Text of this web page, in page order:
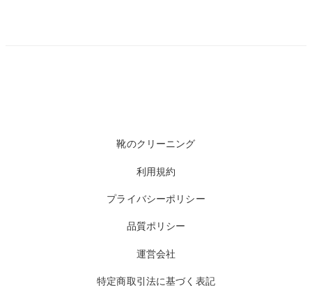
靴のクリーニング
利用規約
プライバシーポリシー
品質ポリシー
運営会社
特定商取引法に基づく表記